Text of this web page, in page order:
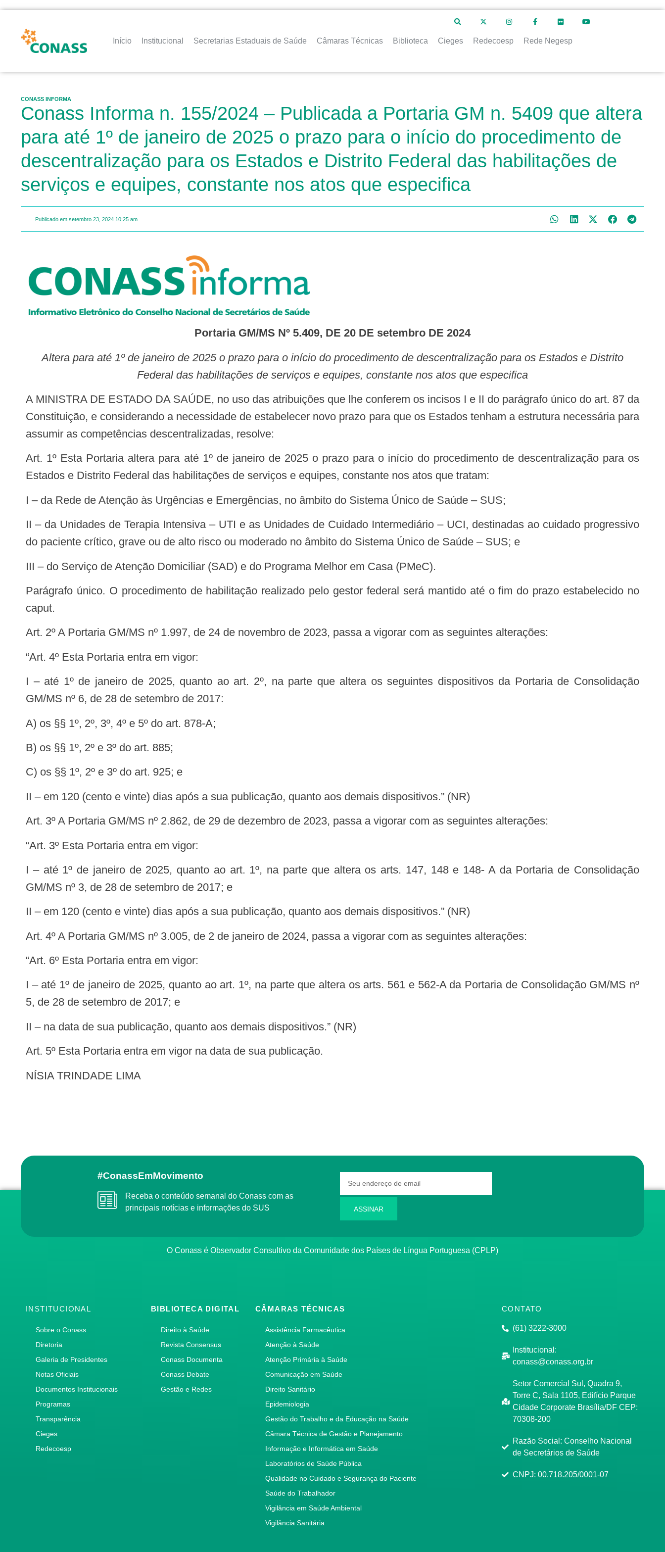
Início Institucional Secretarias Estaduais de Saúde Câmaras Técnicas Biblioteca Cieges Redecoesp Rede Negesp
CONASS INFORMA
Conass Informa n. 155/2024 – Publicada a Portaria GM n. 5409 que altera
para até 1º de janeiro de 2025 o prazo para o início do procedimento de
descentralização para os Estados e Distrito Federal das habilitações de
serviços e equipes, constante nos atos que especifica
Publicado em setembro 23, 2024 10:25 am
Portaria GM/MS Nº 5.409, DE 20 DE setembro DE 2024
Altera para até 1º de janeiro de 2025 o prazo para o início do procedimento de descentralização para os Estados e Distrito
Federal das habilitações de serviços e equipes, constante nos atos que especifica
A MINISTRA DE ESTADO DA SAÚDE, no uso das atribuições que lhe conferem os incisos I e II do parágrafo único do art. 87 da
Constituição, e considerando a necessidade de estabelecer novo prazo para que os Estados tenham a estrutura necessária para
assumir as competências descentralizadas, resolve:
Art. 1º Esta Portaria altera para até 1º de janeiro de 2025 o prazo para o início do procedimento de descentralização para os
Estados e Distrito Federal das habilitações de serviços e equipes, constante nos atos que tratam:
I – da Rede de Atenção às Urgências e Emergências, no âmbito do Sistema Único de Saúde – SUS;
II – da Unidades de Terapia Intensiva – UTI e as Unidades de Cuidado Intermediário – UCI, destinadas ao cuidado progressivo
do paciente crítico, grave ou de alto risco ou moderado no âmbito do Sistema Único de Saúde – SUS; e
III – do Serviço de Atenção Domiciliar (SAD) e do Programa Melhor em Casa (PMeC).
Parágrafo único. O procedimento de habilitação realizado pelo gestor federal será mantido até o fim do prazo estabelecido no
caput.
Art. 2º A Portaria GM/MS nº 1.997, de 24 de novembro de 2023, passa a vigorar com as seguintes alterações:
“Art. 4º Esta Portaria entra em vigor:
I – até 1º de janeiro de 2025, quanto ao art. 2º, na parte que altera os seguintes dispositivos da Portaria de Consolidação
GM/MS nº 6, de 28 de setembro de 2017:
a) os §§ 1º, 2º, 3º, 4º e 5º do art. 878-A;
b) os §§ 1º, 2º e 3º do art. 885;
c) os §§ 1º, 2º e 3º do art. 925; e
II – em 120 (cento e vinte) dias após a sua publicação, quanto aos demais dispositivos.” (NR)
Art. 3º A Portaria GM/MS nº 2.862, de 29 de dezembro de 2023, passa a vigorar com as seguintes alterações:
“Art. 3º Esta Portaria entra em vigor:
I – até 1º de janeiro de 2025, quanto ao art. 1º, na parte que altera os arts. 147, 148 e 148- A da Portaria de Consolidação
GM/MS nº 3, de 28 de setembro de 2017; e
II – em 120 (cento e vinte) dias após a sua publicação, quanto aos demais dispositivos.” (NR)
Art. 4º A Portaria GM/MS nº 3.005, de 2 de janeiro de 2024, passa a vigorar com as seguintes alterações:
“Art. 6º Esta Portaria entra em vigor:
I – até 1º de janeiro de 2025, quanto ao art. 1º, na parte que altera os arts. 561 e 562-A da Portaria de Consolidação GM/MS nº
5, de 28 de setembro de 2017; e
II – na data de sua publicação, quanto aos demais dispositivos.” (NR)
Art. 5º Esta Portaria entra em vigor na data de sua publicação.
NÍSIA TRINDADE LIMA
#ConassEmMovimento
Receba o conteúdo semanal do Conass com as
principais notícias e informações do SUS
ASSINAR
O Conass é Observador Consultivo da Comunidade dos Países de Língua Portuguesa (CPLP)
INSTITUCIONAL
Sobre o Conass
Diretoria
Galeria de Presidentes
Notas Oficiais
Documentos Institucionais
Programas
Transparência
Cieges
Redecoesp
BIBLIOTECA DIGITAL
Direito à Saúde
Revista Consensus
Conass Documenta
Conass Debate
Gestão e Redes
CÂMARAS TÉCNICAS
Assistência Farmacêutica
Atenção à Saúde
Atenção Primária à Saúde
Comunicação em Saúde
Direito Sanitário
Epidemiologia
Gestão do Trabalho e da Educação na Saúde
Câmara Técnica de Gestão e Planejamento
Informação e Informática em Saúde
Laboratórios de Saúde Pública
Qualidade no Cuidado e Segurança do Paciente
Saúde do Trabalhador
Vigilância em Saúde Ambiental
Vigilância Sanitária
CONTATO
(61) 3222-3000
Institucional:
conass@conass.org.br
Setor Comercial Sul, Quadra 9,
Torre C, Sala 1105, Edifício Parque
Cidade Corporate Brasília/DF CEP:
70308-200
Razão Social: Conselho Nacional
de Secretários de Saúde
CNPJ: 00.718.205/0001-07